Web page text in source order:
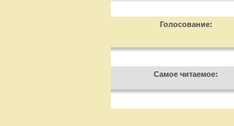
Голосование:
Самое читаемое: